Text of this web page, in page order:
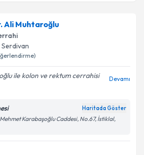
Ali Muhtaroğlu
Serdivan
ile kolon ve rektum cerrahisi
Devamı
Haritada Göster
Karabaşoğlu Caddesi, No.67, İstiklal,